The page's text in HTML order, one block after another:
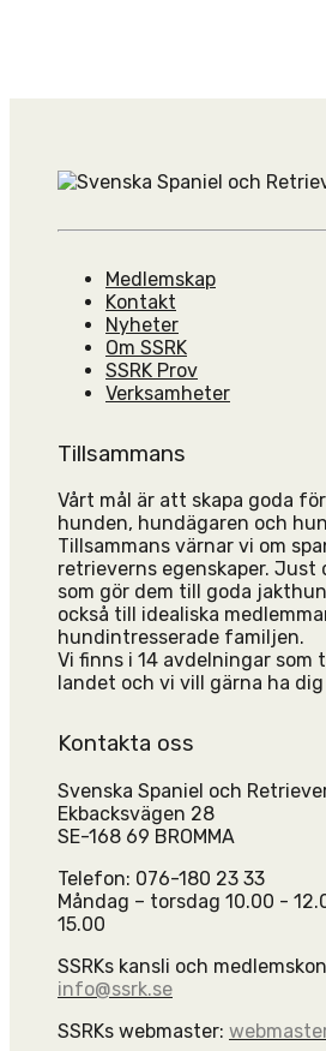
Medlemskap
Kontakt
Nyheter
Om SSRK
SSRK Prov
Verksamheter
Tillsammans
Vårt mål är att skapa goda
hunden, hundägaren och
Tillsammans värnar vi om
retrieverns egenskaper. Just
som gör dem till goda
också till idealiska
hundintresserade familjen.
Vi finns i 14 avdelningar som
landet och vi vill gärna ha
Kontakta oss
Svenska Spaniel och
Ekbacksvägen 28
SE-168 69 BROMMA
Telefon: 076-180 23 33
Måndag – torsdag 10.00 -
15.00
SSRKs kansli och
info@ssrk.se
SSRKs webmaster: